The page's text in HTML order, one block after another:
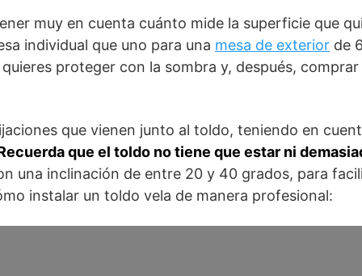
muy en cuenta cuánto mide la superficie que
individual que uno para una mesa de exterior de
proteger con la sombra y, después,
que vienen junto al toldo, teniendo en
que el toldo no tiene que estar ni
una inclinación de entre 20 y 40 grados, para
instalar un toldo vela de manera profesional: